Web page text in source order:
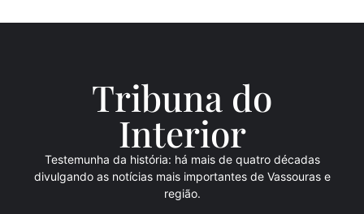
Tribuna do
Interior
Testemunha da história: há mais de quatro décadas
divulgando as notícias mais importantes de Vassouras e
região.